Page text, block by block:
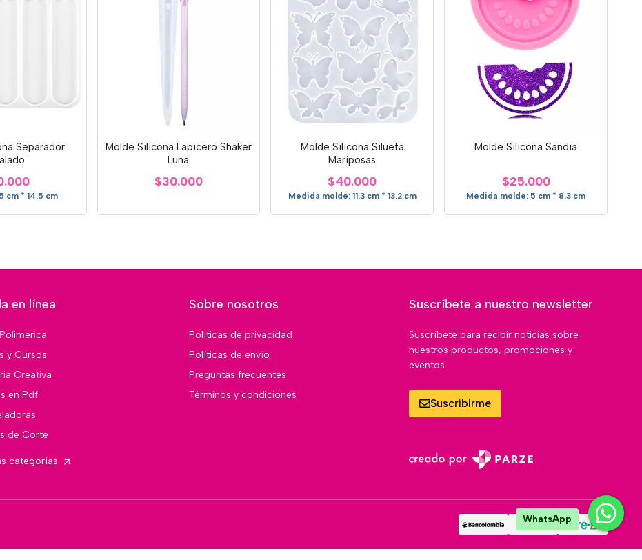
Separador
cm * 14.5 cm
Molde Silicona Lapicero Shaker
Luna
$30.000
Molde Silicona Silueta
Mariposas
$40.000
Medida molde: 11.3 cm * 13.2 cm
Molde Silicona Sandia
$25.000
Medida molde: 5 cm * 8.3 cm
en línea
y Cursos
Creativa
en Pdf
de Corte
categorías
Sobre nosotros
Políticas de privacidad
Políticas de envío
Preguntas frecuentes
Términos y condiciones
Suscríbete a nuestro newsletter
Suscríbete para recibir noticias sobre
nuestros productos, promociones y
eventos.
Suscribirme
WhatsApp